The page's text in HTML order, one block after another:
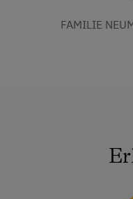
FAMILIE